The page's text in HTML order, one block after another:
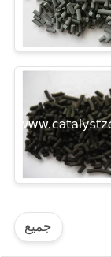
جميع